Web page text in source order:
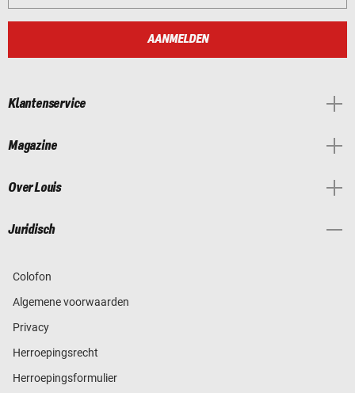
AANMELDEN
Klantenservice
Magazine
Over Louis
Juridisch
Colofon
Algemene voorwaarden
Privacy
Herroepingsrecht
Herroepingsformulier